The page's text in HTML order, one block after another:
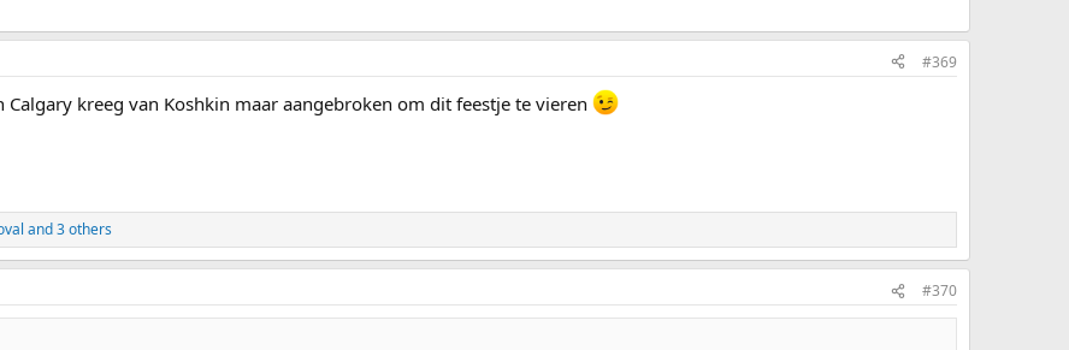
#369
kreeg van Koshkin maar aangebroken om dit feestje te vieren
and 3 others
#370